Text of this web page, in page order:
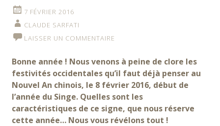
7 FÉVRIER 2016
CLAUDE SARFATI
LAISSER UN COMMENTAIRE
Bonne année ! Nous venons à peine de clore les
festivités occidentales qu’il faut déjà penser au
Nouvel An chinois, le 8 février 2016, début de
l’année du Singe. Quelles sont les
caractéristiques de ce signe, que nous réserve
cette année… Nous vous révélons tout !